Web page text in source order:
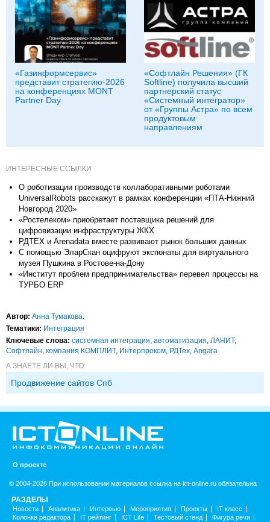
«Газинформсервис»
представит стратегию-2026
на конференциях MONT
Partner Day
«Софтлайн Решения» (ГК
Softline) получила высший
партнерский статус
«Системный интегратор»
от «Группы Астра» по всем
продуктовым
направлениям
ИНТЕРЕСНЫЕ ССЫЛКИ
О роботизации производств коллаборативными роботами
UniversalRobots расскажут в рамках конференции «ПТА-Нижний
Новгород 2020»
«Ростелеком» приобретает поставщика решений для
цифровизации инфраструктуры ЖКХ
РДТЕХ и Arenadata вместе развивают рынок больших данных
С помощью ЭларСкан оцифруют экспонаты для виртуального
музея Пушкина в Ростове-на-Дону
«Институт проблем предпринимательства» перевел процессы на
ТУРБО ERP
Автор: Анна Тумакова
Тематики: Интеграция
Ключевые слова: системная интеграция автоматизация ЛАНИТ,
Софтлайн компания КОМПЛИТ, Интерпроком РДТех Angara
А ЗНАЕТЕ ЛИ ВЫ, ЧТО:
Продвижение сайтов Спб
О проекте
© 2004-2026 При использовании материалов ссылка на ict-online.ru обязательна
РАЗДЕЛЫ
Новости Аналитика Интервью Мероприятия Проекты
IT класс
Колонка редактора
IT рейтинг ICT Life Тестовый стенд
Фигура речи